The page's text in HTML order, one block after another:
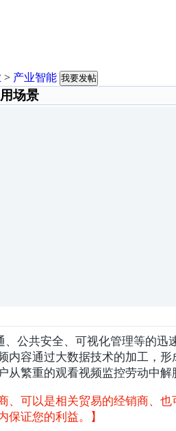
> 产业智能 我要发帖
场景
、公共安全、可视化管理等的
内容通过大数据技术的加工，
从繁重的观看视频监控劳动中
、可以是相关贸易的经销商、
保证您的利益。】